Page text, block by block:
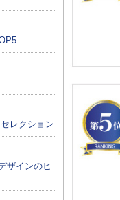
レクション
ザインのヒ